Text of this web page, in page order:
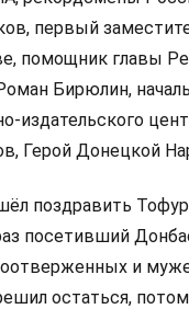
первый
помощник главы
Бирюлин,
издательского
Герой Донецкой
поздравить
посетивший
и
остаться,